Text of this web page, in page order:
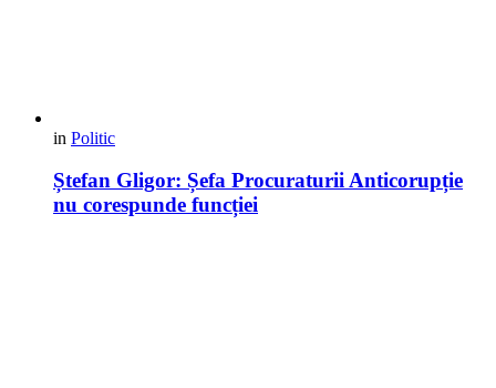
in Politic
Ștefan Gligor: Șefa Procuraturii Anticorupție
nu corespunde funcției